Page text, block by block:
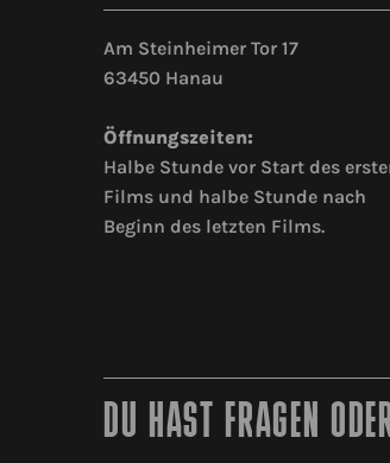
Am Steinheimer Tor 17
63450 Hanau
Öffnungszeiten:
Halbe Stunde vor Start des
Films und halbe Stunde nach
Beginn des letzten Films.
DU HAST FRAGEN